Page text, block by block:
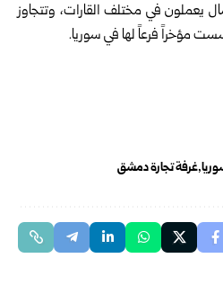
رجل أعمال يعملون في مختلف القارات، وتتجاوز
غرفة تجارة دمشق